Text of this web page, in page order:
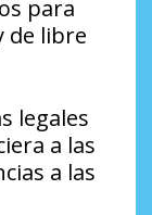
para
de libre
legales
a las
a las